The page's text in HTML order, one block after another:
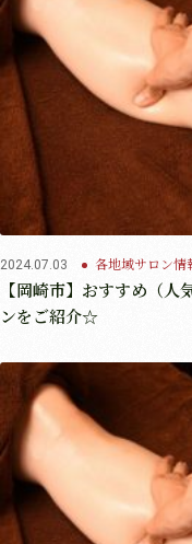
2024.07.03 各地域サロン情
【岡崎市】おすすめ（人
ンをご紹介☆